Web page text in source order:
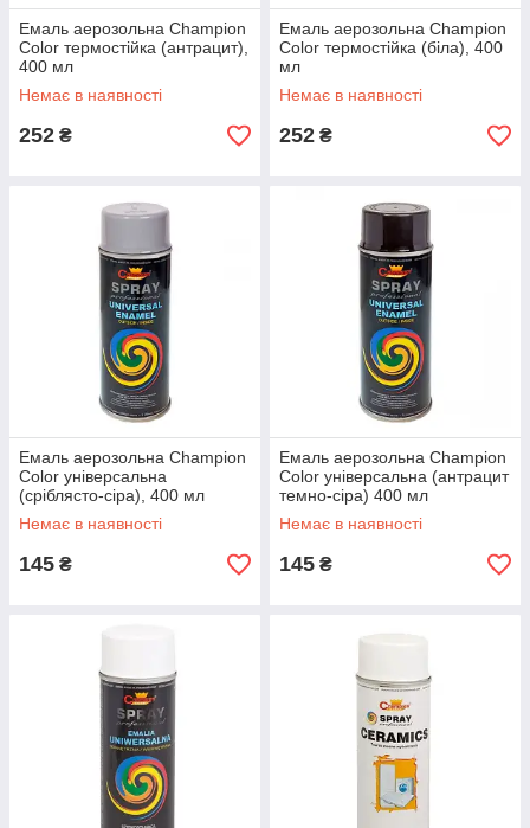
Емаль аерозольна Champion
Color термостійка (антрацит),
400 мл
Немає в наявності
252 ₴
Емаль аерозольна Champion
Color термостійка (біла), 400
мл
Немає в наявності
252 ₴
Емаль аерозольна Champion
Color універсальна
(сріблясто-сіра), 400 мл
Немає в наявності
145 ₴
Емаль аерозольна Champion
Color універсальна (антрацит
темно-сіра) 400 мл
Немає в наявності
145 ₴